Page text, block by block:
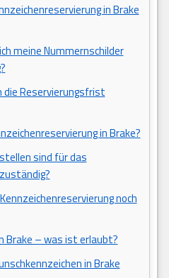
in Brake
meine Nummernschilder
Reservierungsfrist
in Brake?
sind für das
noch
Brake – was ist erlaubt?
in Brake